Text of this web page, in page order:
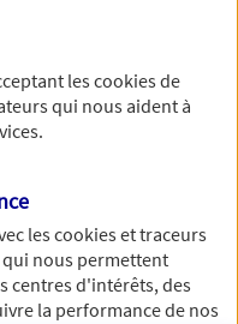
vous concernant. Pour
lescookiesde
qui nous aident à
lescookies et traceurs
nous permettent
centres d'intérêts, des
la performance de nos